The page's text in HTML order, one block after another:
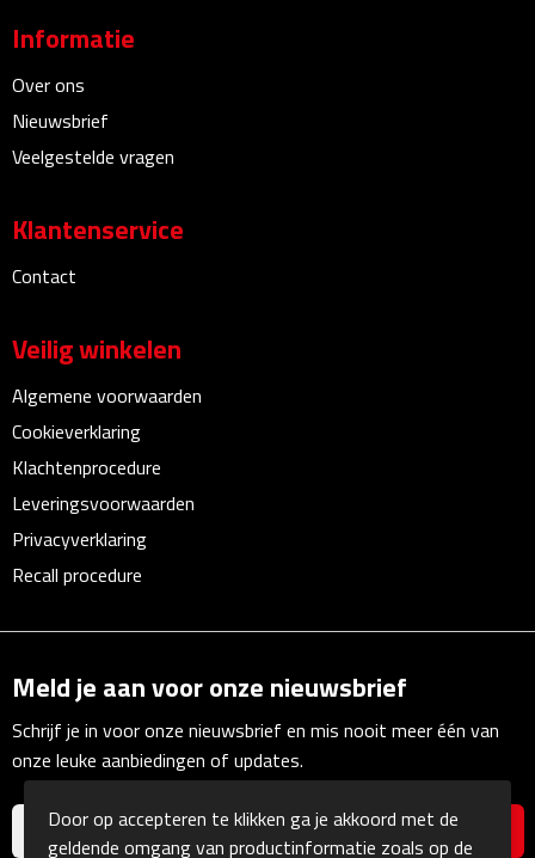
Pennenhouders
Puntenslijpers
Rekenmachines
Document- & Schrijfmappen
Documentmappen
Multifunctionele documentmappen
Schrijfmappen
Klemborden
Notitieboeken en Schriften
Memo's
Memoboekjes
Memo sets
Unieke memo's
Informatie
Over ons
Nieuwsbrief
Veelgestelde vragen
Klantenservice
Contact
Veilig winkelen
Algemene voorwaarden
Cookieverklaring
Klachtenprocedure
Leveringsvoorwaarden
Privacyverklaring
Recall procedure
Meld je aan voor onze nieuwsbrief
Schrijf je in voor onze nieuwsbrief en mis nooit meer één van
onze leuke aanbiedingen of updates.
Door op accepteren te klikken ga je akkoord met de
geldende omgang van productinformatie zoals op de